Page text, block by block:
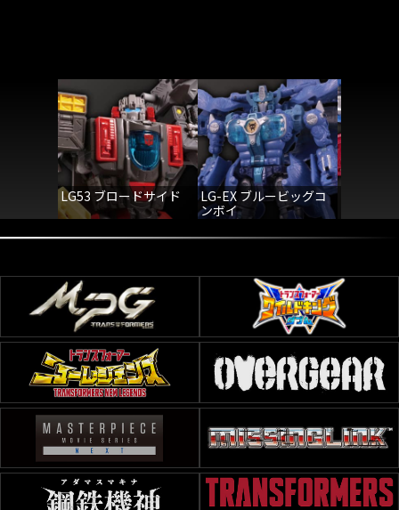
LG53 ブロードサイド
LG-EX ブルービッグコ
ンボイ